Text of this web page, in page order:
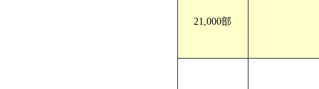
21,000部